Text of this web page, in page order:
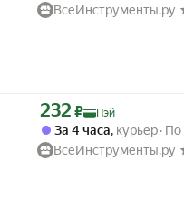
ВсеИнструменты.ру
Цена с картой Яндекс Пэй
232 ₽ Пэй
За 4 часа, курьер По
ВсеИнструменты.ру